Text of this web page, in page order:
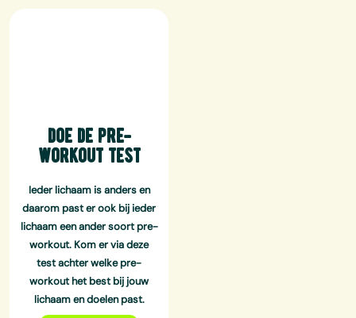
doe de pre-
workout test
Ieder lichaam is anders en
daarom past er ook bij ieder
lichaam een ander soort pre-
workout. Kom er via deze
test achter welke pre-
workout het best bij jouw
lichaam en doelenpast.